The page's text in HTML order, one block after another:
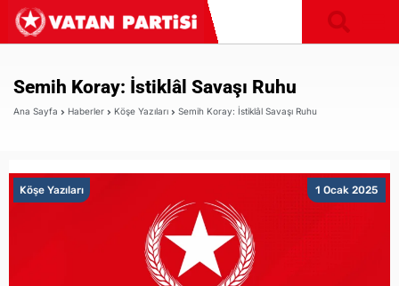
Semih Koray: İstiklâl Savaşı Ruhu
Ana Sayfa Haberler Köşe Yazıları Semih Koray: İstiklâl Savaşı Ruhu
1 Ocak 2025
Köşe Yazıları